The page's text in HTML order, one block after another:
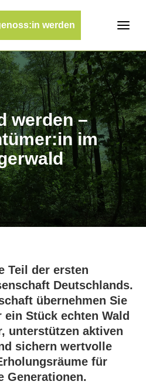
werden
werden –
im
Teil der ersten
Deutschlands.
übernehmen Sie
Stück echten Wald
unterstützen aktiven
sichern wertvolle
für
Generationen.